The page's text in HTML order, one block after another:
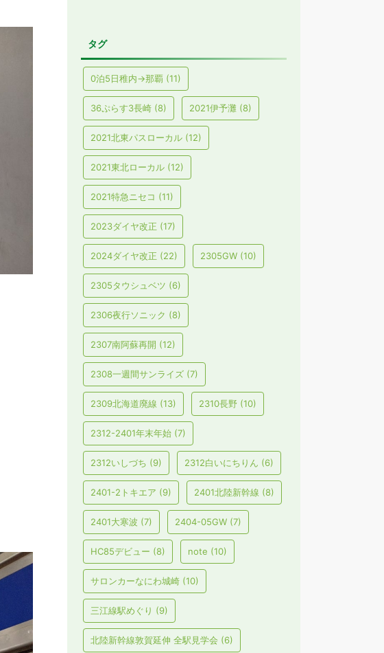
タグ
0泊5日稚内→那覇 (11)
36ぷらす3長崎 (8) 2021伊予灘 (8)
2021北東パスローカル (12)
2021東北ローカル (12)
2021特急ニセコ (11)
2023ダイヤ改正 (17)
2024ダイヤ改正 (22) 2305GW (10)
2305タウシュベツ (6)
2306夜行ソニック (8)
2307南阿蘇再開 (12)
2308一週間サンライズ (7)
2309北海道廃線 (13) 2310長野 (10)
2312-2401年末年始 (7)
2312いしづち (9) 2312白いにちりん (6)
2401-2トキエア (9) 2401北陸新幹線 (8)
2401大寒波 (7) 2404-05GW (7)
HC85デビュー (8) note (10)
サロンカーなにわ城崎 (10)
三江線駅めぐり (9)
北陸新幹線敦賀延伸 全駅見学会 (6)